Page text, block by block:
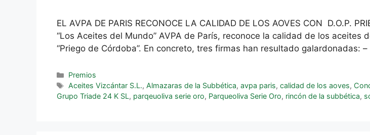
EL AVPA DE PARIS RECONOCE LA CALIDAD DE LOS AOVES CON D.O.P.
“Los Aceites del Mundo” AVPA de París, reconoce la calidad de los
“Priego de Córdoba”. En concreto, tres firmas han resultado galardonadas: –
Premios
Aceites Vizcántar S.L.,Almazaras de la Subbética,avpa paris,calidad de los aoves,
Grupo Triade 24 K SL, parqeuoliva serie oro, Parqueoliva Serie Oro, rincón de la subbética,